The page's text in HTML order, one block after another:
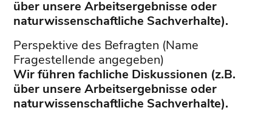
über unsere Arbeitsergeb­nisse oder
naturwissenschaftliche Sachverhalte).
Perspektive des Befragten (Name
Fragestellende angegeben)
Wir führen fachliche Diskussionen (z.B.
über unsere Arbeitsergeb­nisse oder
naturwissenschaftliche Sachverhalte).